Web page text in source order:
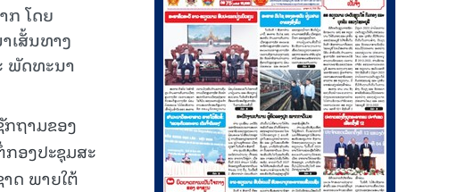
ກ ໂດຍ
ເສັ້ນທາງ
ພັດທະນາ
ຖາມຂອງ
ອງປະຊຸມສະ
ດ ພາຍໃຕ້